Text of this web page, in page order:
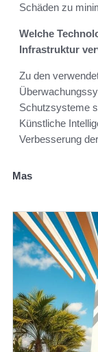
Schäden zu
Welche
Infrastruktur
Zu den
Schutzsysteme
Künstliche
Verbesserung
Mas